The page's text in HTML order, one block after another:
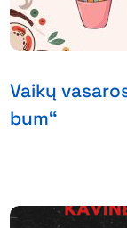
Vaikų
bum“